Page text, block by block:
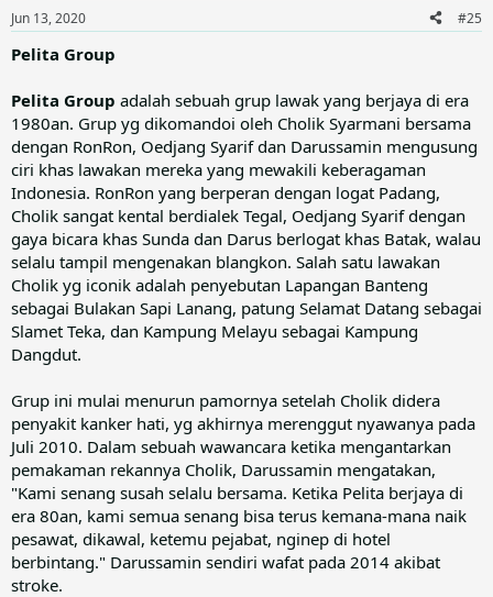
s
:
Jun 13, 2020 #25
Pelita Group
Pelita Group adalah sebuah grup lawak yang berjaya di era
1980an. Grup yg dikomandoi oleh Cholik Syarmani bersama
dengan RonRon, Oedjang Syarif dan Darussamin mengusung
ciri khas lawakan mereka yang mewakili keberagaman
Indonesia. RonRon yang berperan dengan logat Padang,
Cholik sangat kental berdialek Tegal, Oedjang Syarif dengan
gaya bicara khas Sunda dan Darus berlogat khas Batak, walau
selalu tampil mengenakan blangkon. Salah satu lawakan
Cholik yg iconik adalah penyebutan Lapangan Banteng
sebagai Bulakan Sapi Lanang, patung Selamat Datang sebagai
Slamet Teka, dan Kampung Melayu sebagai Kampung
Dangdut.
Grup ini mulai menurun pamornya setelah Cholik didera
penyakit kanker hati, yg akhirnya merenggut nyawanya pada
Juli 2010. Dalam sebuah wawancara ketika mengantarkan
pemakaman rekannya Cholik, Darussamin mengatakan,
"Kami senang susah selalu bersama. Ketika Pelita berjaya di
era 80an, kami semua senang bisa terus kemana-mana naik
pesawat, dikawal, ketemu pejabat, nginep di hotel
berbintang." Darussamin sendiri wafat pada 2014 akibat
stroke.